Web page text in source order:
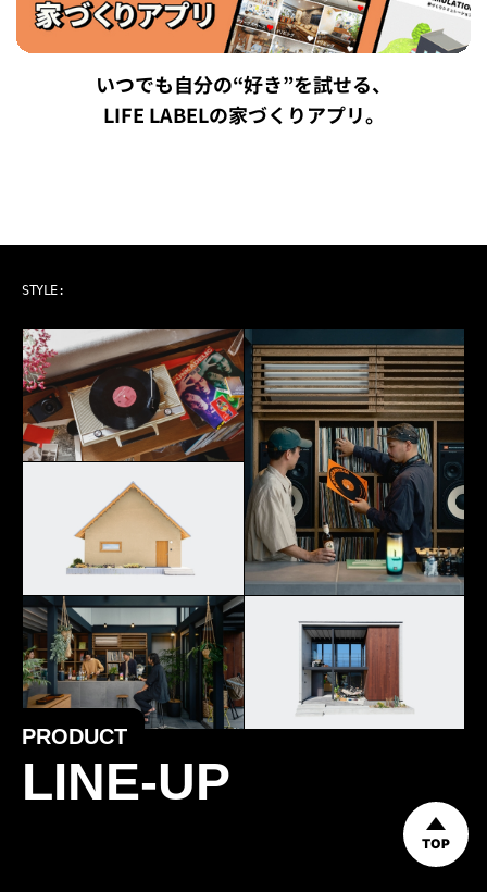
いつでも自分の“好き”を試せる、
LIFE LABELの家づくりアプリ。
STYLE:
PRODUCT
LINE-UP
TOP